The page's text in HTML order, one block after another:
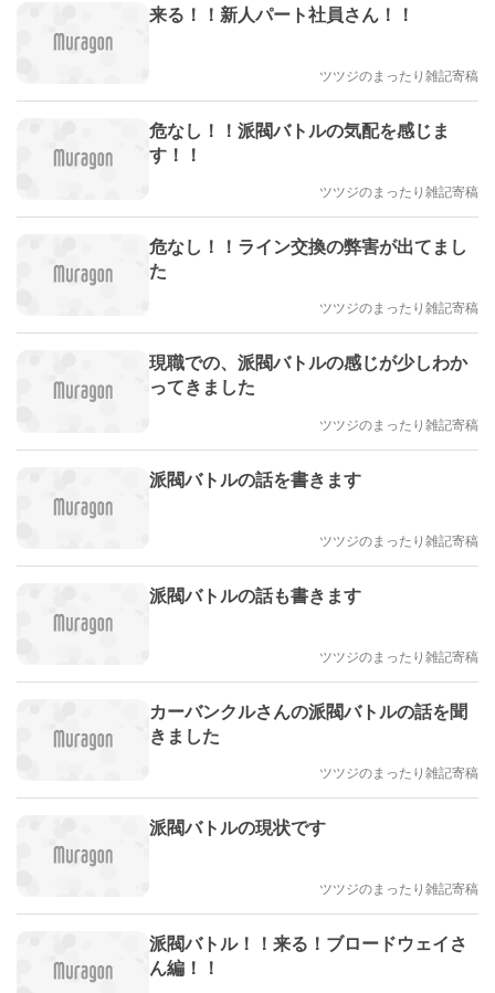
来る！！新人パート社員さん！！
ツツジのまったり雑記寄稿
危なし！！派閥バトルの気配を感じま
す！！
ツツジのまったり雑記寄稿
危なし！！ライン交換の弊害が出てまし
た
ツツジのまったり雑記寄稿
現職での、派閥バトルの感じが少しわか
ってきました
ツツジのまったり雑記寄稿
派閥バトルの話を書きます
ツツジのまったり雑記寄稿
派閥バトルの話も書きます
ツツジのまったり雑記寄稿
カーバンクルさんの派閥バトルの話を聞
きました
ツツジのまったり雑記寄稿
派閥バトルの現状です
ツツジのまったり雑記寄稿
派閥バトル！！来る！ブロードウェイさ
ん編！！